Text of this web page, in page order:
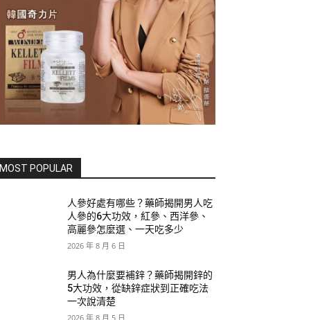
MOST POPULAR
人參好處有哪些？藥師揭開男人吃
人參的6大功效，紅參、西洋參、
高麗參怎麼選、一天吃多少
2026 年 8 月 6 日
男人為什麼要補鋅？藥師揭開鋅的
5大功效，從缺鋅症狀到正確吃法
一次說清楚
2026 年 8 月 5 日